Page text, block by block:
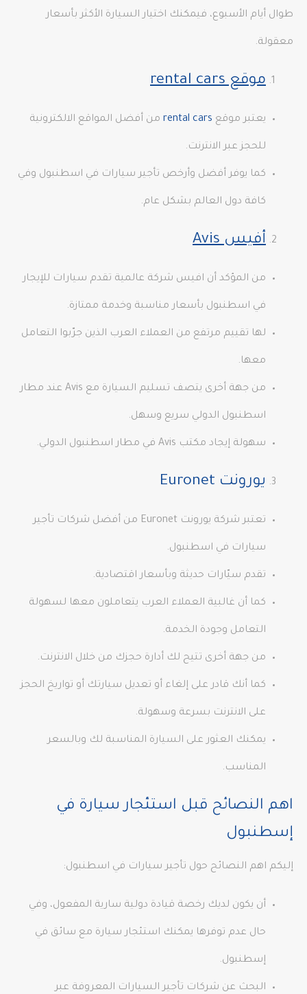
طوال أيام الأسبوع، فيمكنك اختيار السيارة الأكثر بأسعار
معقولة.
موقعrental cars
يعتبر موقع rental cars من أفضل المواقع الالكترونية
للحجز عبر الانترنت.
كما يوفر أفضل وأرخص تأجير سيارات في اسطنبول وفي
كافة دول العالم بشكل عام.
أفيسAvis
من المؤكد أن افيس شركة عالمية تقدم سيارات للإيجار
في اسطنبول بأسعار مناسبة وخدمة ممتازة.
لها تقييم مرتفع من العملاء العرب الذين جرّبوا التعامل
معها.
من جهة أخرى يتصف تسليم السيارة مع Avis عند مطار
اسطنبول الدولي سريع وسهل.
سهولة إيجاد مكتب Avis في مطار اسطنبول الدولي.
يورونت Euronet
تعتبر شركة يورونت Euronet من أفضل شركات تأجير
سيارات في اسطنبول.
تقدم سيّارات حديثة وبأسعار اقتصادية.
كما أن غالبية العملاء العرب يتعاملون معها لسهولة
التعامل وجودة الخدمة.
من جهة أخرى تتيح لك أدارة حجزك من خلال الانترنت.
كما أنك قادر على إلغاء أو تعديل سيارتك أو تواريخ الحجز
على الانترنت بسرعة وسهولة.
يمكنك العثور على السيارة المناسبة لك وبالسعر
المناسب.
اهم النصائح قبل استئجار سيارة في
إسطنبول
إليكم اهم النصائح حول تأجير سيارات في اسطنبول:
أن يكون لديك رخصة قيادة دولية سارية المفعول، وفي
حال عدم توفرها يمكنك استئجار سيارة مع سائق في
إسطنبول.
البحث عن شركات تأجير السيارات المعروفة عبر